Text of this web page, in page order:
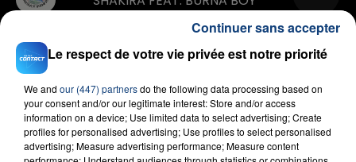
FIL D'ACTU
Le respect de votre vie privée est notre priorité
We and our (447) partnersdo the following data processing based on
your consent and/or our legitimate interest: Store and/or access
information on a device; Use limited data to select advertising; Create
profiles for personalised advertising; Use profiles to select personalised
advertising; Measure advertising performance; Measure content
Continuer sans accepter